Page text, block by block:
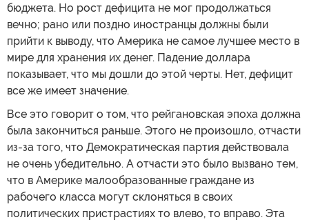
бюджета. Но рост дефицита не мог продолжаться
вечно; рано или поздно иностранцы должны были
прийти к выводу, что Америка не самое лучшее место в
мире для хранения их денег. Падение доллара
показывает, что мы дошли до этой черты. Нет, дефицит
все же имеет значение.
Все это говорит о том, что рейгановская эпоха должна
была закончиться раньше. Этого не произошло, отчасти
из-за того, что Демократическая партия действовала
не очень убедительно. А отчасти это было вызвано тем,
что в Америке малообразованные граждане из
рабочего класса могут склоняться в своих
политических пристрастиях то влево, то вправо. Эта